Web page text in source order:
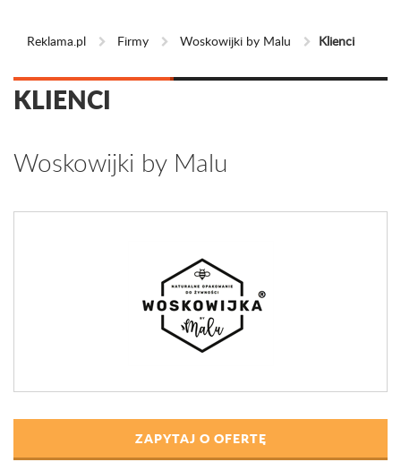
Reklama.pl Firmy Woskowijki by Malu Klienci
KLIENCI
Woskowijki by Malu
ZAPYTAJ O OFERTĘ